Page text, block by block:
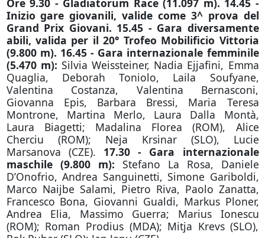
Ore 9.30 - Gladiatorum Race (11.097 m). 14.45 -
Inizio gare giovanili, valide come 3^ prova del
Grand Prix Giovani. 15.45 - Gara diversamente
abili, valida per il 20° Trofeo Mobilificio Vittoria
(9.800 m). 16.45- Gara internazionale femminile
(5.470 m): Silvia Weissteiner, Nadia Ejjafini, Emma
Quaglia, Deborah Toniolo, Laila Soufyane,
Valentina Costanza, Valentina Bernasconi,
Giovanna Epis, Barbara Bressi, Maria Teresa
Montrone, Martina Merlo, Laura Dalla Montà,
Laura Biagetti; Madalina Florea (ROM), Alice
Cherciu (ROM); Neja Krsinar (SLO), Lucie
Marsanova (CZE). 17.30- Gara internazionale
maschile (9.800 m): Stefano La Rosa, Daniele
D’Onofrio, Andrea Sanguinetti, Simone Gariboldi,
Marco Naijbe Salami, Pietro Riva, Paolo Zanatta,
Francesco Bona, Giovanni Gualdi, Markus Ploner,
Andrea Elia, Massimo Guerra; Marius Ionescu
(ROM); Roman Prodius (MDA); Mitja Krevs (SLO),